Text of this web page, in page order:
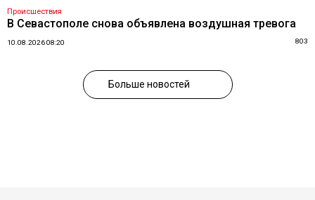
Происшествия
В Севастополе снова объявлена воздушная тревога
10.08.2026 08:20 803
Больше новостей